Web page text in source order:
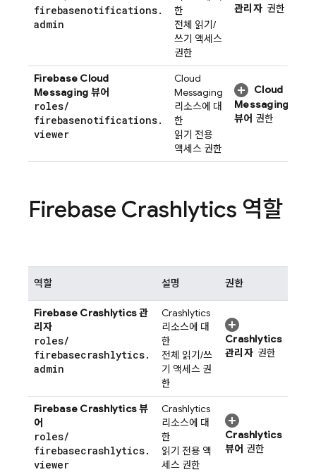
firebasenotifications.
admin
한
전체 읽기/
쓰기 액세스
권한
관리자권한
Firebase Cloud
Messaging 뷰어
roles/
firebasenotifications.
viewer
Cloud
Messaging
리소스에 대
한
읽기 전용
액세스 권한
Cloud
Messaging
뷰어 권한
Firebase Crashlytics 역할
역할 설명 권한
Firebase Crashlytics관
리자
roles/
firebasecrashlytics.
admin
Crashlytics
리소스에 대
한
전체 읽기/쓰
기 액세스 권
한
Crashlytics
관리자권한
Firebase Crashlytics뷰
어
roles/
firebasecrashlytics.
viewer
Crashlytics
리소스에 대
한
읽기 전용 액
세스 권한
Crashlytics
뷰어 권한